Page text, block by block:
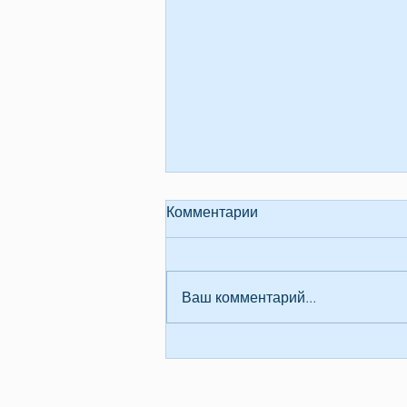
Скорбим
Комментарии
Ваш комментарий...